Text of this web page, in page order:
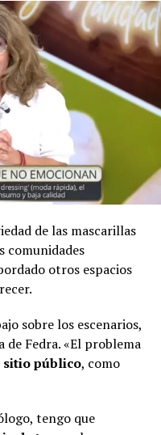
de las mascarillas
comunidades
otros espacios
sobre los escenarios,
Fedra. «El problema
sitio público, como
tengo que